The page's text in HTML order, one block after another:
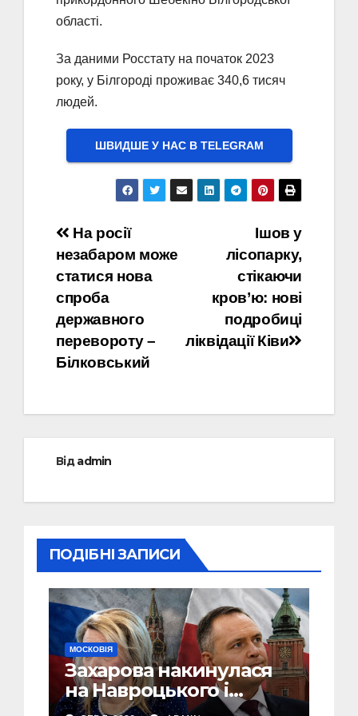
області.
За даними Росстату на початок 2023
року, у Білгороді проживає 340,6 тисяч
людей.
ШВИДШЕ У НАС В ТELEGRAM
Навігація
записів
Ішов у
лісопарку,
стікаючи
кров’ю: нові
подробиці
ліквідації Ківи
На росії
незабаром може
статися нова
спроба
державного
перевороту –
Білковський
Відadmin
ПОДІБНІ ЗАПИСИ
МОСКОВІЯ
Захарова накинулася
на Навроцького і
заявила, що Польща